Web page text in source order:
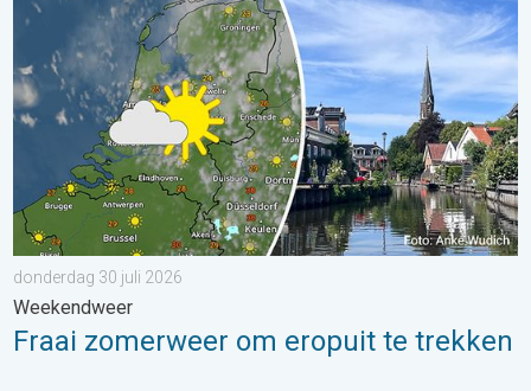
donderdag 30 juli 2026
Weekendweer
Fraai zomerweer om eropuit te trekken